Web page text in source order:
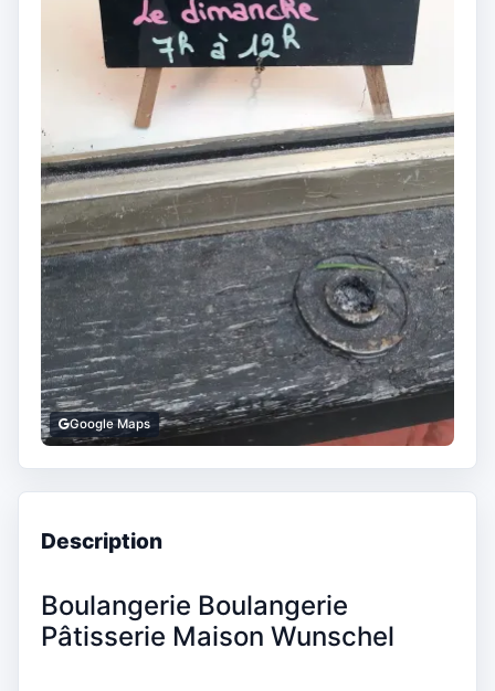
Google Maps
Description
Boulangerie Boulangerie
Pâtisserie Maison Wunschel